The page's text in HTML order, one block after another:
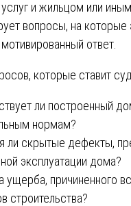
и жильцом или
вопросы, на которые
ответ.
которые ставит
ли построенный
нормам?
ли скрытые дефекты,
эксплуатации дома?
ущерба, причиненного
строительства?